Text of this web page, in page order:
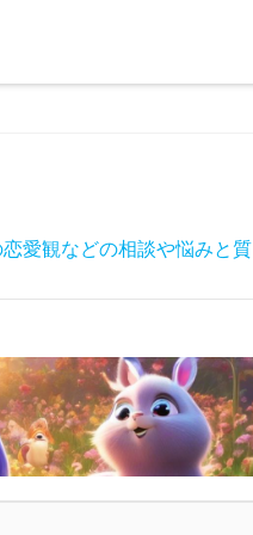
愛観などの相談や悩みと